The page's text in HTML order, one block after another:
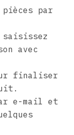
par
avec
finaliser
e-mail et